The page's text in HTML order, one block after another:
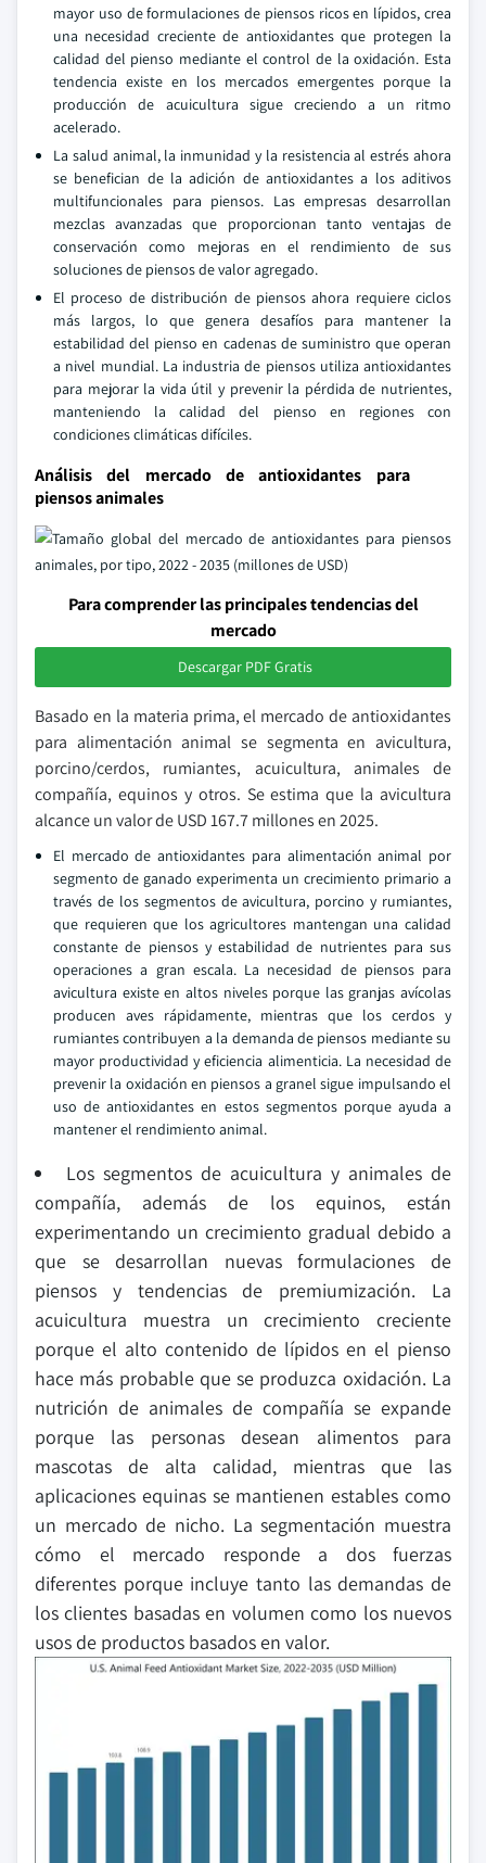
mayor uso de formulaciones de piensos ricos en lípidos, crea
una necesidad creciente de antioxidantes que protegen la
calidad del pienso mediante el control de la oxidación. Esta
tendencia existe en los mercados emergentes porque la
producción de acuicultura sigue creciendo a un ritmo
acelerado.
La salud animal, la inmunidad y la resistencia al estrés ahora
se benefician de la adición de antioxidantes a los aditivos
multifuncionales para piensos. Las empresas desarrollan
mezclas avanzadas que proporcionan tanto ventajas de
conservación como mejoras en el rendimiento de sus
soluciones de piensos de valor agregado.
El proceso de distribución de piensos ahora requiere ciclos
más largos, lo que genera desafíos para mantener la
estabilidad del pienso en cadenas de suministro que operan
a nivel mundial. La industria de piensos utiliza antioxidantes
para mejorar la vida útil y prevenir la pérdida de nutrientes,
manteniendo la calidad del pienso en regiones con
condiciones climáticas difíciles.
Análisis del mercado de antioxidantes para
piensos animales
Para comprender las principales tendencias del
mercado
Descargar PDF Gratis
Basado en la materia prima, el mercado de antioxidantes
para alimentación animal se segmenta en avicultura,
porcino/cerdos, rumiantes, acuicultura, animales de
compañía, equinos y otros. Se estima que la avicultura
alcance un valor de USD 167.7 millones en 2025.
El mercado de antioxidantes para alimentación animal por
segmento de ganado experimenta un crecimiento primario a
través de los segmentos de avicultura, porcino y rumiantes,
que requieren que los agricultores mantengan una calidad
constante de piensos y estabilidad de nutrientes para sus
operaciones a gran escala. La necesidad de piensos para
avicultura existe en altos niveles porque las granjas avícolas
producen aves rápidamente, mientras que los cerdos y
rumiantes contribuyen a la demanda de piensos mediante su
mayor productividad y eficiencia alimenticia. La necesidad de
prevenir la oxidación en piensos a granel sigue impulsando el
uso de antioxidantes en estos segmentos porque ayuda a
mantener el rendimiento animal.
Los segmentos de acuicultura y animales de
compañía, además de los equinos, están
experimentando un crecimiento gradual debido a
que se desarrollan nuevas formulaciones de
piensos y tendencias de premiumización. La
acuicultura muestra un crecimiento creciente
porque el alto contenido de lípidos en el pienso
hace más probable que se produzca oxidación. La
nutrición de animales de compañía se expande
porque las personas desean alimentos para
mascotas de alta calidad, mientras que las
aplicaciones equinas se mantienen estables como
un mercado de nicho. La segmentación muestra
cómo el mercado responde a dos fuerzas
diferentes porque incluye tanto las demandas de
los clientes basadas en volumen como los nuevos
usos de productos basados en valor.